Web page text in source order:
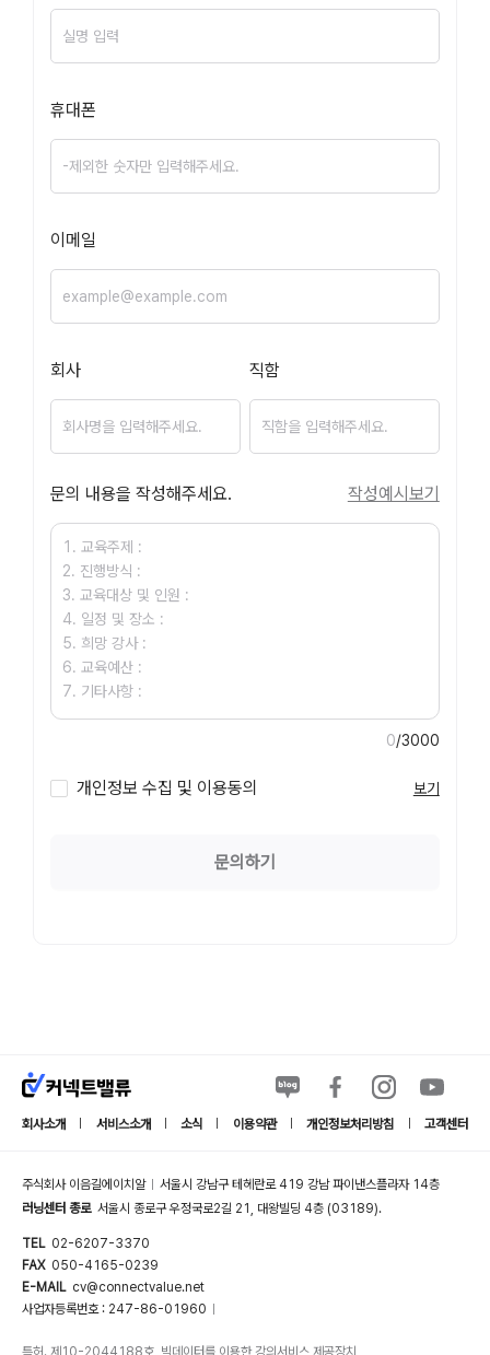
휴대폰
이메일
회사 직함
문의 내용을 작성해주세요. 작성예시보기
0/3000
개인정보 수집 및 이용동의 보기
문의하기
회사소개 서비스소개 소식 이용약관 개인정보처리방침 고객센터
주식회사 이음길에이치알
서울시 강남구 테헤란로 419 강남 파이낸스플라자 14층
러닝센터 종로 서울시 종로구 우정국로2길 21, 대왕빌딩 4층 (03189).
TEL 02-6207-3370
FAX 050-4165-0239
E-MAIL cv@connectvalue.net
사업자등록번호 : 247-86-01960
특허. 제10-2044188호, 빅데이터를 이용한 강의서비스 제공장치